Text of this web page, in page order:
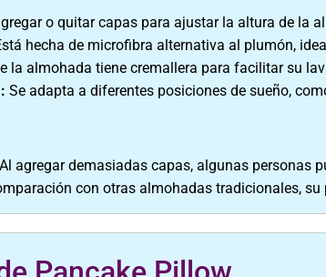
o quitar capas para ajustar la altura de la
hecha de microfibra alternativa al plumón,
la almohada tiene cremallera para facilitar su
Se adapta a diferentes posiciones de sueño,
Al agregar demasiadas capas, algunas personas
con otras almohadas tradicionales, su